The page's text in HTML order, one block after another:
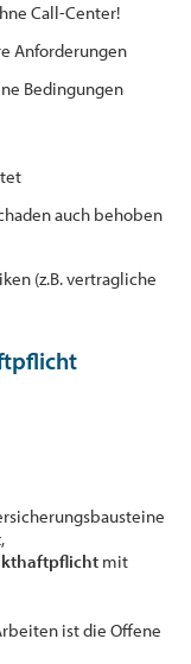
Call-Center!
Anforderungen
Bedingungen
auch behoben
(z.B. vertragliche
,
mit
ist die Offene